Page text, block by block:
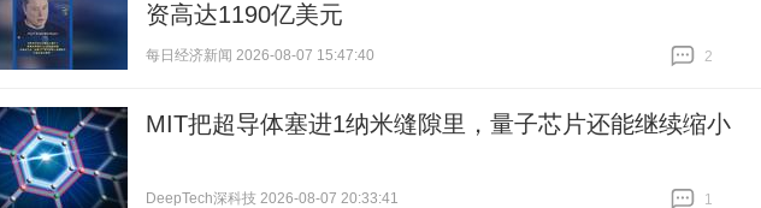
资高达1190亿美元
每日经济新闻 2026-08-07 15:47:40
2
MIT把超导体塞进1纳米缝隙里，量子芯片还能继续缩小
DeepTech深科技 2026-08-07 20:33:41 1